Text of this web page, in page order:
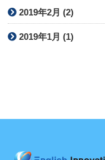
2019年2月 (2)
2019年1月 (1)